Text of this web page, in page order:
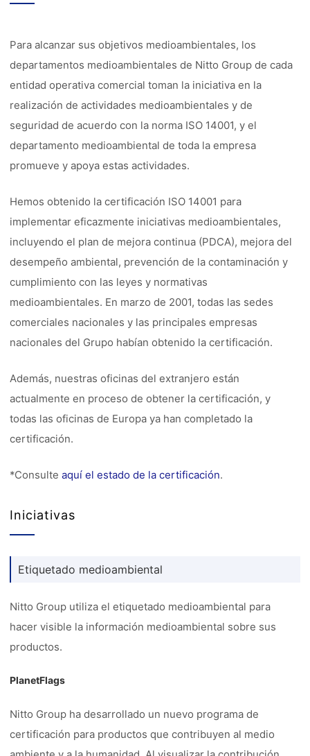
Para alcanzar sus objetivos medioambientales, los
departamentos medioambientales de Nitto Group de cada
entidad operativa comercial toman la iniciativa en la
realización de actividades medioambientales y de
seguridad de acuerdo con la norma ISO 14001, y el
departamento medioambiental de toda la empresa
promueve y apoya estas actividades.
Hemos obtenido la certificación ISO 14001 para
implementar eficazmente iniciativas medioambientales,
incluyendo el plan de mejora continua (PDCA), mejora del
desempeño ambiental, prevención de la contaminación y
cumplimiento con las leyes y normativas
medioambientales. En marzo de 2001, todas las sedes
comerciales nacionales y las principales empresas
nacionales del Grupo habían obtenido la certificación.
Además, nuestras oficinas del extranjero están
actualmente en proceso de obtener la certificación, y
todas las oficinas de Europa ya han completado la
certificación.
*Consulteaquí el estado de la certificación.
Iniciativas
Etiquetado medioambiental
Nitto Group utiliza el etiquetado medioambiental para
hacer visible la información medioambiental sobre sus
productos.
PlanetFlags
Nitto Group ha desarrollado un nuevo programa de
certificación para productos que contribuyen al medio